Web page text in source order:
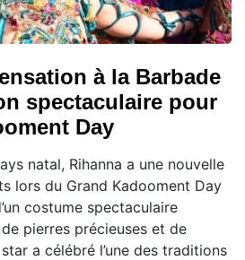
à la Barbade
spectaculaire pour
Day
natal, Rihanna a une nouvelle
lors du Grand Kadooment Day
costume spectaculaire
pierres précieuses et de
a célébré l’une des traditions